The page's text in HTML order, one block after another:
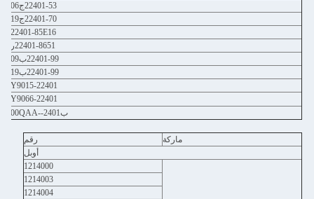
22401-53ج06
22401-70ج19
22401-85E16
22401-8651ر
22401-99ب09
22401-99ب19
22401-Y9015
22401-Y9066
ب2401--00QAA
ماركة
رقم
أوبل
1214000
1214003
1214004